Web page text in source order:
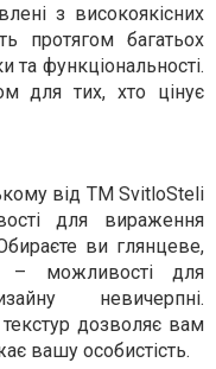
з високоякісних
протягом багатьох
та функціональності.
для тих, хто цінує
від ТМ SvitloSteli
для вираження
ви глянцеве,
– можливості для
невичерпні.
дозволяє вам
вашу особистість.